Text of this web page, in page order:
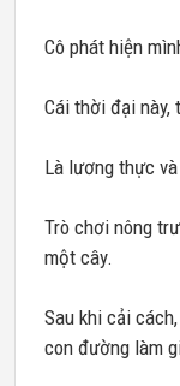
Cô phát hiện
Cái thời đại này,
Là lương thực
Trò chơi nông
một cây.
Sau khi cải
con đường làm